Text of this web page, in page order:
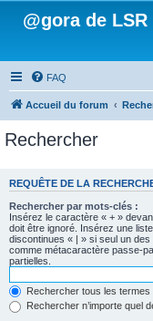
@gora de
FAQ
Accueil du forum
Rechercher
REQUÊTE DE LA
Rechercher par mots-clés :
Insérez le caractère « + »
doit être ignoré. Insérez une
discontinues « | » si seul un
comme métacaractère passe-
partielles.
Rechercher tous les
Rechercher n’importe quel